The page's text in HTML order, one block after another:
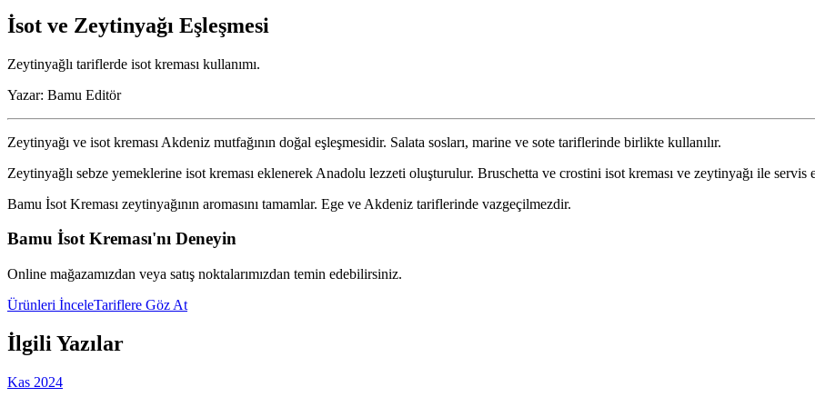
İsot ve Zeytinyağı Eşleşmesi
Zeytinyağlı tariflerde isot kreması kullanımı.
Yazar: Bamu Editör
Zeytinyağı ve isot kreması Akdeniz mutfağının doğal eşleşmesidir. Salata sosları, marine ve sote tariflerinde birlikte kullanılır.
Zeytinyağlı sebze yemeklerine isot kreması eklenerek Anadolu lezzeti oluşturulur. Bruschetta ve crostini isot kreması ve zeytinyağı ile servis
Bamu İsot Kreması zeytinyağının aromasını tamamlar. Ege ve Akdeniz tariflerinde vazgeçilmezdir.
Bamu İsot Kreması'nı Deneyin
Online mağazamızdan veya satış noktalarımızdan temin edebilirsiniz.
Ürünleri İnceleTariflere Göz At
İlgili Yazılar
Kas 2024